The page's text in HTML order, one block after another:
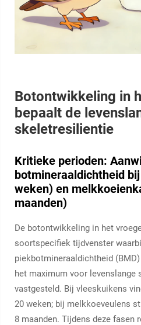
Botontwikkeling in
bepaalt de
skeletresilientie
Kritieke perioden:
botmineraaldichtheid
weken) en
maanden)
De botontwikkeling in het
soortspecifiek tijdvenster
piekbotmineraaldichtheid
het maximum voor levenslange
vastgesteld. Bij vleeskuikens
20 weken; bij melkkoeveulens
8 maanden. Tijdens deze fasen